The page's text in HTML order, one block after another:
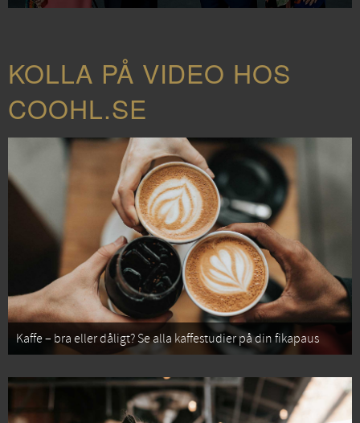
KOLLA PÅ VIDEO HOS
COOHL.SE
Kaffe – bra eller dåligt? Se alla kaffestudier på din fikapaus